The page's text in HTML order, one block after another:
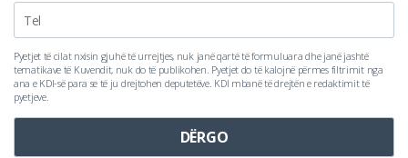
Pyetjet të cilat nxisin gjuhë të urrejtjes, nuk janë qartë të formuluara dhe janë jashtë
tematikave të Kuvendit, nuk do të publikohen. Pyetjet do të kalojnë përmes filtrimit nga
ana e KDI-së para se të ju drejtohen deputetëve. KDI mbanë të drejtën e redaktimit të
pyetjeve.